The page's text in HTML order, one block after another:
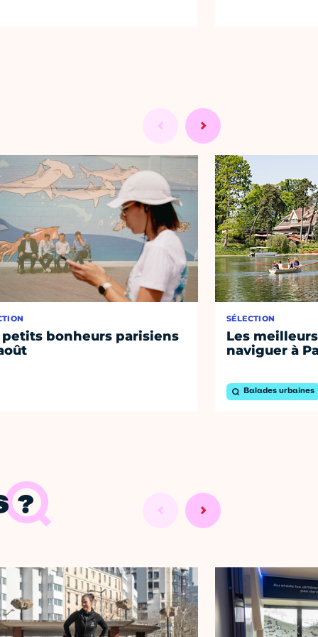
petits bonheurs parisiens
SÉLECTION
Les
naviguer à
Balades urbaines
?